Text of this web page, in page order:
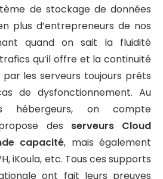
de stockage de données
plus d’entrepreneurs de nos
quand on sait la fluidité
qu’il offre et la continuité
les serveurs toujours prêts
de dysfonctionnement. Au
hébergeurs, on compte
des serveurs Cloud
capacité, mais également
iKoula, etc. Tous ces supports
ont fait leurs preuves